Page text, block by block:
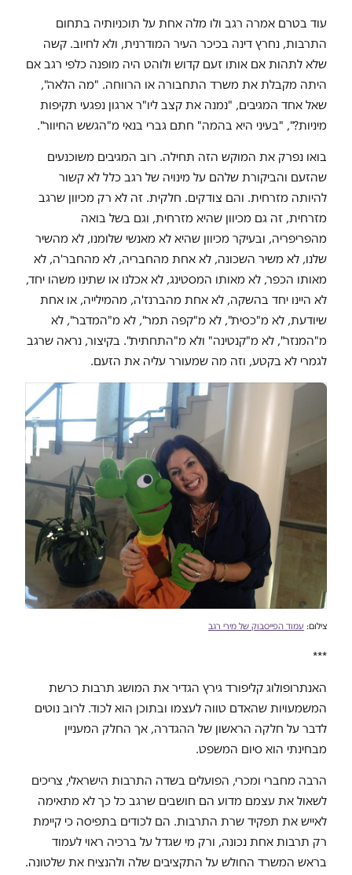
עוד בטרם אמרה רגב ולו מלה אחת על תוכניותיה בתחום
התרבות, נחרץ דינה בכיכר העיר המודרנית, ולא לחיוב. קשה
שלא לתהות אם אותו זעם קדוש ולוהט היה מופנה כלפי רגב אם
היתה מקבלת את משרד התחבורה או הרווחה. "מה הלאה",
שאל אחד המגיבים, "נמנה את קצב ליו"ר ארגון נפגעי תקיפות
מיניות?", "בעיני היא בהמה" חתם גברי בנאי מ"הגשש החיוור".
בואו נפרק את המוקש הזה תחילה. רוב המגיבים משוכנעים
שהזעם והביקורת שלהם על מינויה של רגב כלל לא קשור
להיותה מזרחית. והם צודקים. חלקית. זה לא רק מכיוון שרגב
מזרחית, זה גם מכיוון שהיא מזרחית, וגם בשל בואה
מהפריפריה, ובעיקר מכיוון שהיא לא מאנשי שלומנו, לא מהשיר
שלנו, לא משיר השכונה, לא אחת מהחבריה, לא מהחבר'ה, לא
מאותו הכפר, לא מאותו המסטינג, לא אכלנו או שתינו משהו יחד,
לא היינו יחד בהשקה, לא אחת מהברנז'ה, מהמילייה, או אחת
שיודעת, לא מ"כסית", לא מ"קפה תמר", לא מ"המדבר", לא
מ"המנזר", לא מ"קנטינה" ולא מ"התחתית". בקיצור, נראה שרגב
לגמרי לא בקטע, וזה מה שמעורר עליה את הזעם.
צילום: עמוד הפייסבוק של מירי רגב
***
האנתרופולוג קליפורד גירץ הגדיר את המושג תרבות כרשת
המשמעויות שהאדם טווה לעצמו ובתוכן הוא לכוד. לרוב נוטים
לדבר על חלקה הראשון של ההגדרה, אך החלק המעניין
מבחינתי הוא סיום המשפט.
הרבה מחברי ומכרי, הפועלים בשדה התרבות הישראלי, צריכים
לשאול את עצמם מדוע הם חושבים שרגב כל כך לא מתאימה
לאייש את תפקיד שרת התרבות. הם לכודים בתפיסה כי קיימת
רק תרבות אחת נכונה, ורק מי שגדל על ברכיה ראוי לעמוד
בראש המשרד החולש על התקציבים שלה ולהנציח את שלטונה.